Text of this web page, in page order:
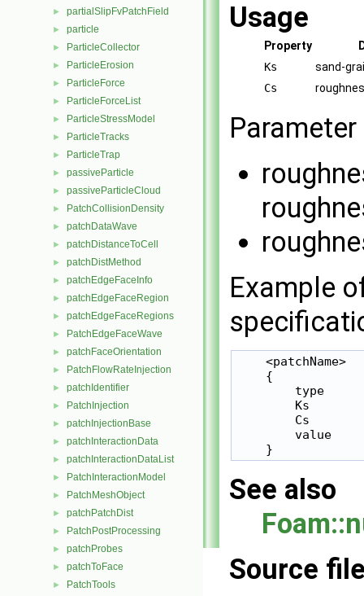
► partialSlipFvPatchField
► particle
► ParticleCollector
► ParticleErosion
► ParticleForce
► ParticleForceList
► ParticleStressModel
► ParticleTracks
► ParticleTrap
► passiveParticle
► passiveParticleCloud
► PatchCollisionDensity
► patchDataWave
► patchDistanceToCell
► patchDistMethod
► patchEdgeFaceInfo
► patchEdgeFaceRegion
► patchEdgeFaceRegions
► PatchEdgeFaceWave
► patchFaceOrientation
► PatchFlowRateInjection
► patchIdentifier
► PatchInjection
► patchInjectionBase
► patchInteractionData
► patchInteractionDataList
► PatchInteractionModel
► PatchMeshObject
► patchPatchDist
► PatchPostProcessing
► patchProbes
► patchToFace
► PatchTools
Usage
Property
Ks
sand-
Cs
Example
    <patchName>
    {
type
Ks
Cs
value
    }
See also
Source